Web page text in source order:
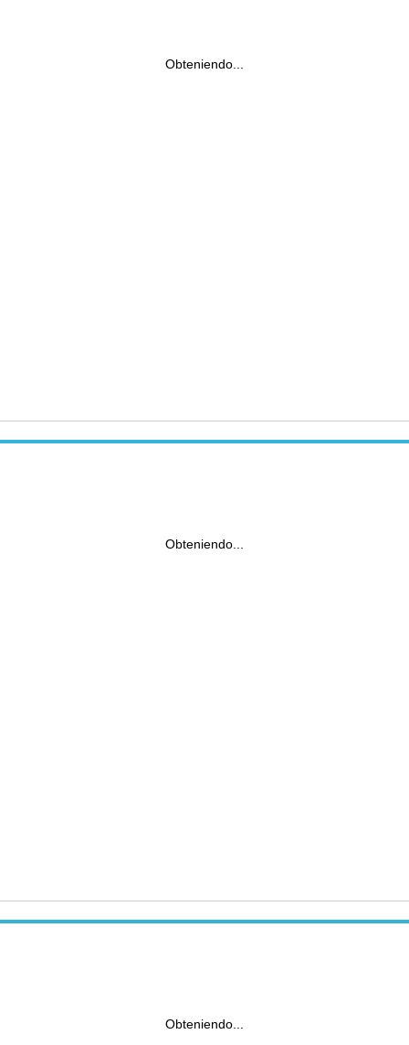
Obteniendo...
Obteniendo...
Obteniendo...